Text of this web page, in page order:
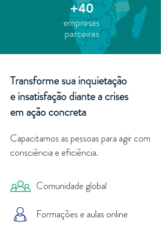
+40
empresas
parceiras
Transforme sua inquietação
e insatisfação diante a crises
em ação concreta
Capacitamos as pessoas para agir com
consciência e eficiência.
Comunidade global
Formações e aulas online